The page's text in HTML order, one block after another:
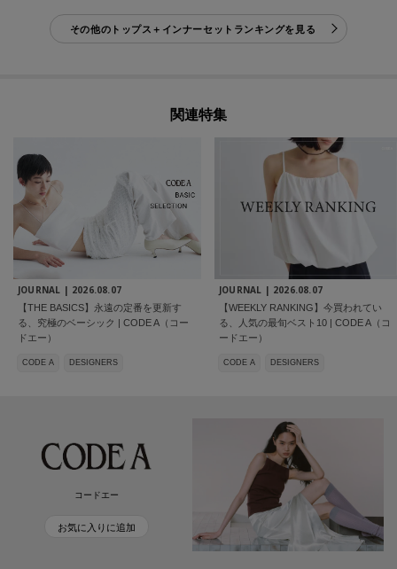
その他のトップス＋インナーセットランキングを見る
関連特集
JOURNAL | 2026.08.07
【THE BASICS】永遠の定番を更新す
る、究極のベーシック | CODE A（コー
ドエー）
CODE A DESIGNERS
JOURNAL | 2026.08.07
【WEEKLY RANKING】今買われてい
る、人気の最旬ベスト10 | CODE A（コ
ードエー）
CODE A DESIGNERS
コードエー
お気に入りに追加